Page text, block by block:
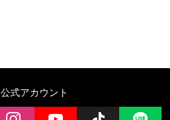
公式アカウント